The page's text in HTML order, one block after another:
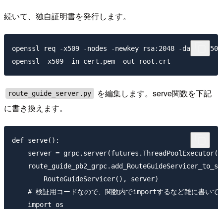
続いて、独自証明書を発行します。
openssl req -x509 -nodes -newkey rsa:2048 -days
route_guide_server.py
を編集します。serve関数を下記
に書き換えます。
def serve():
server =
        RouteGuideServicer(), server)
# 検証用コードなので、関数内でimportするなど雑に書いて
    import os